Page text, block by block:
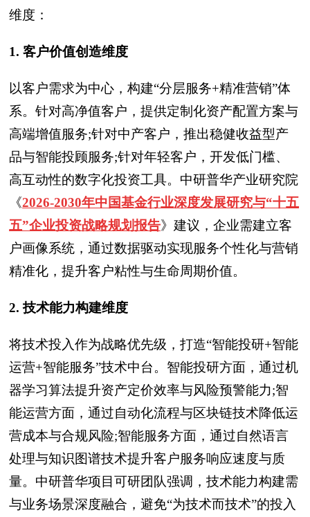
维度：
1. 客户价值创造维度
以客户需求为中心，构建“分层服务+精准营销”体
系。针对高净值客户，提供定制化资产配置方案与
高端增值服务;针对中产客户，推出稳健收益型产
品与智能投顾服务;针对年轻客户，开发低门槛、
高互动性的数字化投资工具。中研普华产业研究院
《2026-2030年中国基金行业深度发展研究与“十五
五”企业投资战略规划报告》 建议，企业需建立客
户画像系统，通过数据驱动实现服务个性化与营销
精准化，提升客户粘性与生命周期价值。
2. 技术能力构建维度
将技术投入作为战略优先级，打造“智能投研+智能
运营+智能服务”技术中台。智能投研方面，通过机
器学习算法提升资产定价效率与风险预警能力;智
能运营方面，通过自动化流程与区块链技术降低运
营成本与合规风险;智能服务方面，通过自然语言
处理与知识图谱技术提升客户服务响应速度与质
量。中研普华项目可研团队强调，技术能力构建需
与业务场景深度融合，避免“为技术而技术”的投入